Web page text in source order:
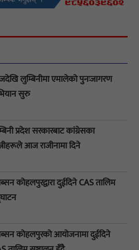
लुम्बिनीमा एमालेको पुनःजागरण
सुरु
प्रदेश सरकारबाट कांग्रेसका
आज राजीनामा दिने
कोहलपुरद्वारा दुईदिने CAS तालिम
कोहलपुरको आयोजनामा दुईदिने